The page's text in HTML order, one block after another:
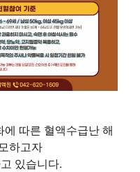
따른 혈액수급난 해
하고자
있습니다.